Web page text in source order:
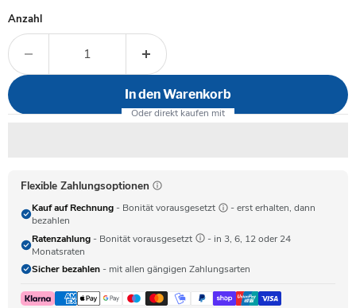
Anzahl
In den Warenkorb
Flexible Zahlungsoptionen
Kauf auf Rechnung - Bonität vorausgesetzt
- erst erhalten, dann
bezahlen
Ratenzahlung - Bonität vorausgesetzt
- in 3, 6, 12 oder 24
Monatsraten
Sicher bezahlen - mit allen gängigen Zahlungsarten